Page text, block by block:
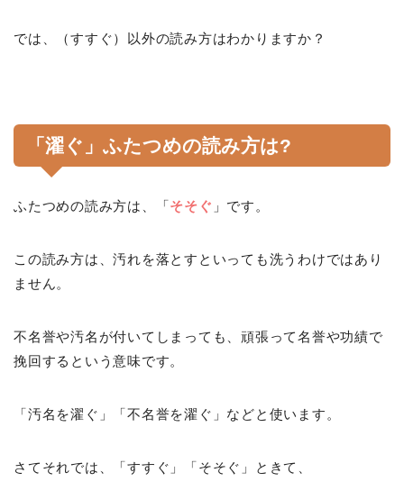
では、（すすぐ）以外の読み方はわかりますか？
「濯ぐ」ふたつめの読み方は?
ふたつめの読み方は、「そそぐ 」です。
この読み方は、汚れを落とすといっても洗うわけではあり
ません。
不名誉や汚名が付いてしまっても、頑張って名誉や功績で
挽回するという意味です。
「汚名を濯ぐ」「不名誉を濯ぐ」などと使います。
さてそれでは、「すすぐ」「そそぐ」ときて、